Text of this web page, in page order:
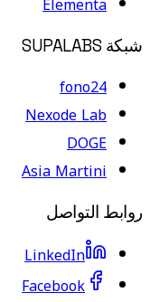
شبكة SUPALABS
fono24
Nexode Lab
DOGE
Asia Martini
روابط التواصل
LinkedIn
Facebook